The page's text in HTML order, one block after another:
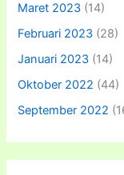
Maret 2023 (14)
Februari 2023 (28)
Januari 2023 (14)
Oktober 2022 (44)
September 2022